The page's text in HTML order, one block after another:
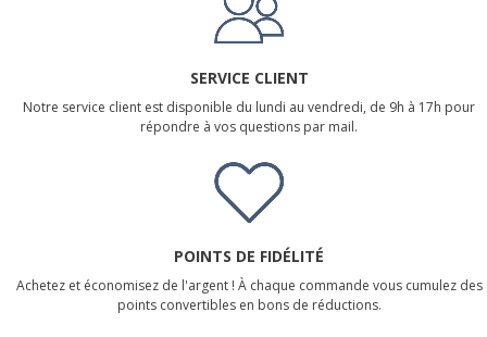
SERVICE CLIENT
Notre service client est disponible du lundi au vendredi, de 9h à 17h pour
répondre à vos questions par mail.
POINTS DE FIDÉLITÉ
Achetez et économisez de l'argent ! À chaque commande vous cumulez des
points convertibles en bons de réductions.